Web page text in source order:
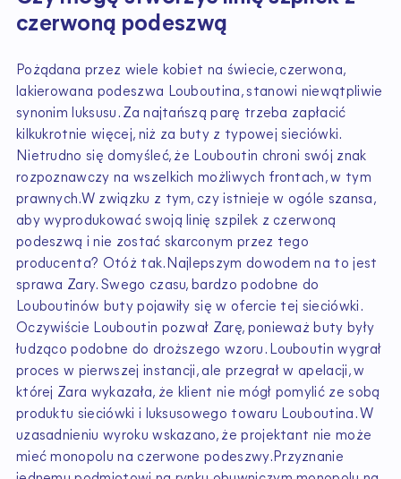
czerwoną podeszwą
Pożądana przez wiele kobiet na świecie, czerwona,
lakierowana podeszwa Louboutina, stanowi niewątpliwie
synonim luksusu. Za najtańszą parę trzeba zapłacić
kilkukrotnie więcej, niż za buty z typowej sieciówki.
Nietrudno się domyśleć, że Louboutin chroni swój znak
rozpoznawczy na wszelkich możliwych frontach, w tym
prawnych.W związku z tym, czy istnieje w ogóle szansa,
aby wyprodukować swoją linię szpilek z czerwoną
podeszwą i nie zostać skarconym przez tego
producenta? Otóż tak.Najlepszym dowodem na to jest
sprawa Zary. Swego czasu, bardzo podobne do
Louboutinów buty pojawiły się w ofercie tej sieciówki.
Oczywiście Louboutin pozwał Zarę, ponieważ buty były
łudząco podobne do droższego wzoru. Louboutin wygrał
proces w pierwszej instancji, ale przegrał w apelacji, w
której Zara wykazała, że klient nie mógł pomylić ze sobą
produktu sieciówki i luksusowego towaru Louboutina. W
uzasadnieniu wyroku wskazano, że projektant nie może
mieć monopolu na czerwone podeszwy.Przyznanie